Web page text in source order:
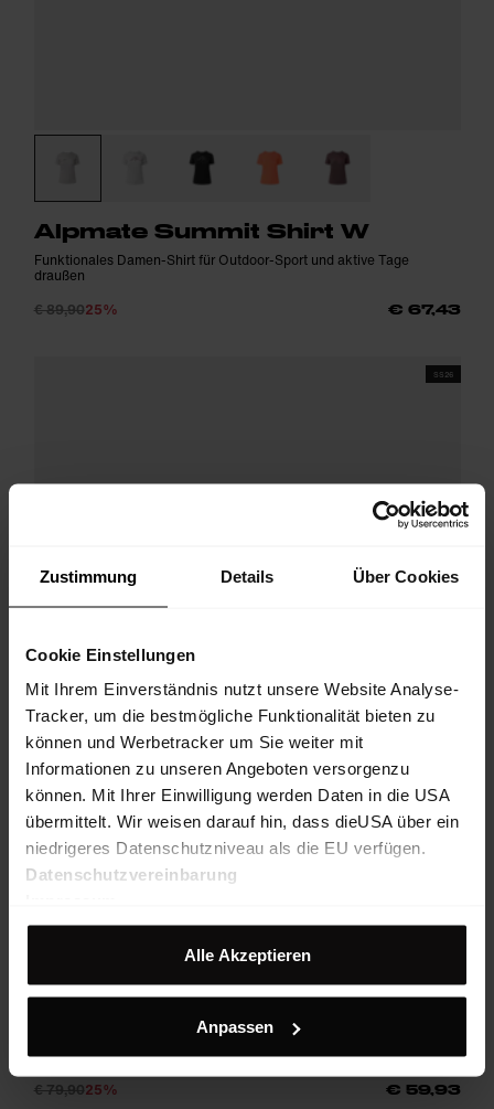
Zustimmung Details Über Cookies
Cookie Einstellungen
Mit Ihrem Einverständnis nutzt unsere Website Analyse-
Tracker, um die bestmögliche Funktionalität bieten zu
können und Werbetracker um Sie weiter mit
Informationen zu unseren Angeboten versorgenzu
können. Mit Ihrer Einwilligung werden Daten in die USA
übermittelt. Wir weisen darauf hin, dass dieUSA über ein
niedrigeres Datenschutzniveau als die EU verfügen.
Datenschutzvereinbarung
Alle Akzeptieren
Anpassen
Alpmate Summit Shirt W
Funktionales Damen-Shirt für Outdoor-Sport und aktive Tage
draußen
€ 89,9025% € 67,43
SS26
Alpmate Trail Shirt W
Leichtes Damen-Shirt für Trailrunning, Running und Bergsport
€ 79,9025% € 59,93